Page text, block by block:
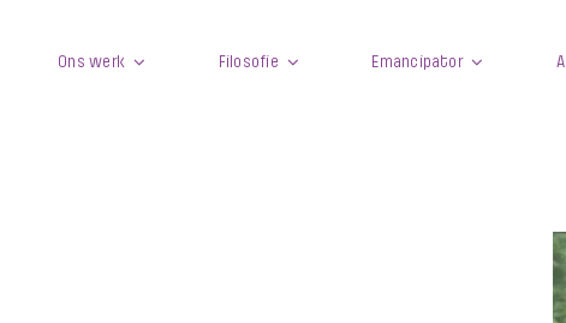
Ons werk Filosofie Emancipator